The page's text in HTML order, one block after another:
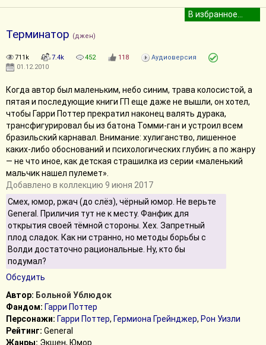
Терминатор (джен)
711k 7.4k 452 118
Аудиоверсия
01.12.2010
Когда автор был маленьким, небо синим, трава колосистой, а
пятая и последующие книги ГП еще даже не вышли, он хотел,
чтобы Гарри Поттер прекратил наконец валять дурака,
трансфигурировал бы из батона Томми-ган и устроил всем
бразильский карнавал. Внимание: хулиганство, лишенное
каких-либо обоснований и психологических глубин; а по жанру
— не что иное, как детская страшилка из серии «маленький
мальчик нашел пулемет».
Добавлено в коллекцию 9 июня 2017
Смех, юмор, ржач (до слёз), чёрный юмор. Не верьте
General. Приличия тут не к месту. Фанфик для
открытия своей тёмной стороны. Хех. Запретный
плод сладок. Как ни странно, но методы борьбы с
Волди достаточно рациональные. Ну, кто бы
подумал?
Обсудить
Автор: Больной Ублюдок
Фандом: Гарри Поттер
Персонажи: Гарри Поттер, Гермиона Грейнджер, Рон Уизли
Рейтинг: General
Жанры: Экшен, Юмор